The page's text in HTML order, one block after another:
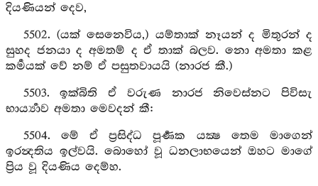
දියණියන් දෙව,
5502. (යක් සෙනෙවිය,) යම්තාක් නෑයන් ද මිතුරන් ද
සුහද ජනයා ද අමතම් ද ඒ තාක් බලව. නො අමතා කළ
කර්‍මයක් වේ නම් ඒ පසුතවායයි (නාරජ කී.)
5503. ඉක්බිති ඒ වරුණ නාරජ නිවෙස්නට පිවිසැ
භාර්‍ය්‍යාව අමතා මෙවදන් කී:
5504. මේ ඒ ප්‍රසිද්ධ පූර්‍ණක යක්‍ෂ තෙම මාගෙන්
ඉරන්‍දතිය ඉල්වයි. බොහෝ වූ ධනලාභයෙන් ඔහට මාගේ
ප්‍රිය වූ දියණිය දෙම්හ.